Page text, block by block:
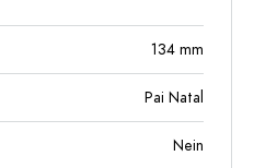
134 mm
Pai Natal
Nein